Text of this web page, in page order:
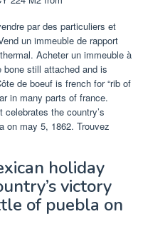
par des particuliers et
un immeuble de rapport
Acheter un immeuble à
still attached and is
de boeuf is french for “rib of
in many parts of france.
the country’s
on may 5, 1862. Trouvez
holiday
victory
of puebla on